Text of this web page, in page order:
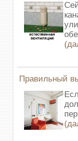
Правильный